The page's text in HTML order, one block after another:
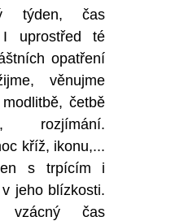
týden, čas
I uprostřed té
opatření
věnujme
četbě
rozjímání.
kříž, ikonu,...
s trpícím i
jeho blízkosti.
vzácný čas